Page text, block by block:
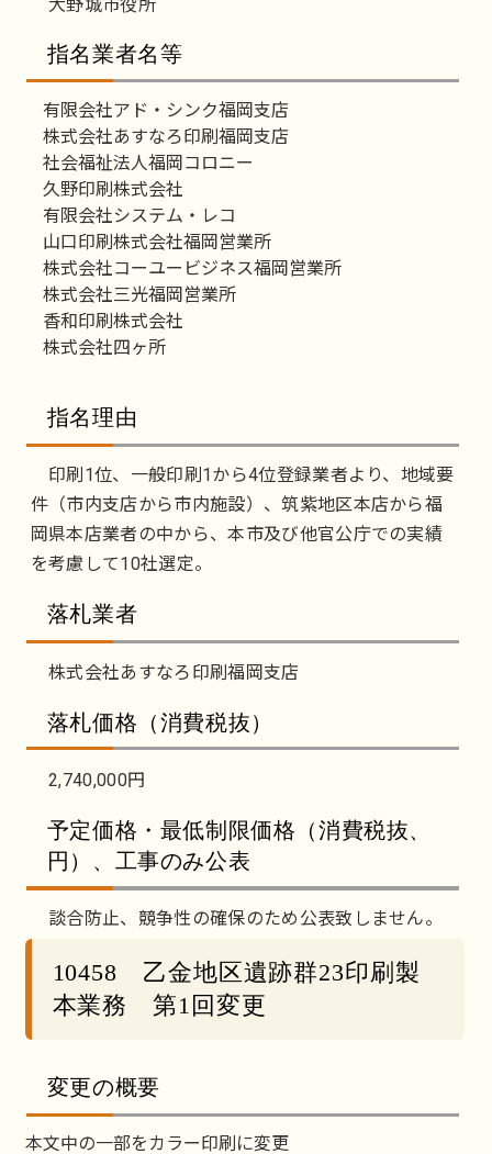
大野城市役所
指名業者名等
有限会社アド・シンク福岡支店
株式会社あすなろ印刷福岡支店
社会福祉法人福岡コロニー
久野印刷株式会社
有限会社システム・レコ
山口印刷株式会社福岡営業所
株式会社コーユービジネス福岡営業所
株式会社三光福岡営業所
香和印刷株式会社
株式会社四ヶ所
指名理由
印刷1位、一般印刷1から4位登録業者より、地域要
件（市内支店から市内施設）、筑紫地区本店から福
岡県本店業者の中から、本市及び他官公庁での実績
を考慮して10社選定。
落札業者
株式会社あすなろ印刷福岡支店
落札価格（消費税抜）
2,740,000円
予定価格・最低制限価格（消費税抜、
円）、工事のみ公表
談合防止、競争性の確保のため公表致しません。
10458 乙金地区遺跡群23印刷製
本業務 第1回変更
変更の概要
本文中の一部をカラー印刷に変更